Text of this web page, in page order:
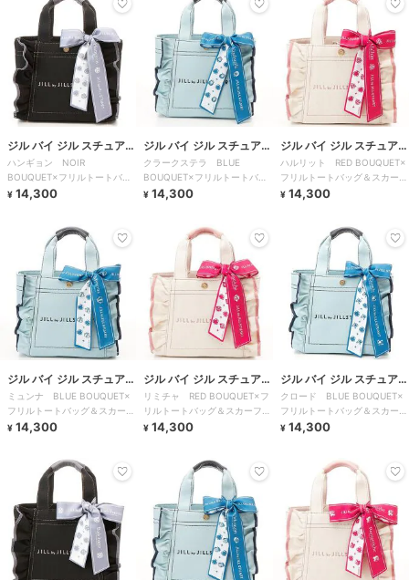
ジル バイ ジル スチュアー
ト
ハンギョン NOIR
BOUQUET×フリルトートバッ
グ＆スカーフセット
¥ 14,300
ジル バイ ジル スチュアー
ト
クラークステラ BLUE
BOUQUET×フリルトートバッ
グ＆スカーフセット
¥ 14,300
ジル バイ ジル スチュアー
ト
ハルリット RED BOUQUET×
フリルトートバッグ＆スカーフ
セット
¥ 14,300
ジル バイ ジル スチュアー
ト
ミュンナ BLUE BOUQUET×
フリルトートバッグ＆スカーフ
セット
¥ 14,300
ジル バイ ジル スチュアー
ト
リミチャ RED BOUQUET×フ
リルトートバッグ＆スカーフセ
ット
¥ 14,300
ジル バイ ジル スチュアー
ト
クロード BLUE BOUQUET×
フリルトートバッグ＆スカーフ
セット
¥ 14,300